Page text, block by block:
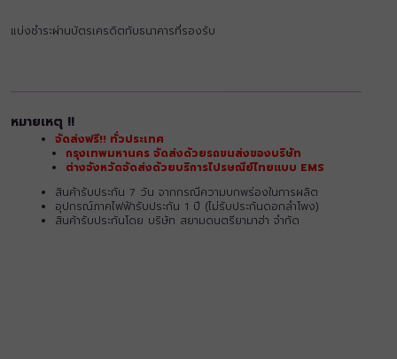
แบ่งชำระผ่านบัตรเครดิตกับธนาคารที่รองรับ
หมายเหตุ !!
จัดส่งฟรี!! ทั่วประเทศ
กรุงเทพมหานคร จัดส่งด้วยรถขนส่งของบริษัท
ต่างจังหวัดจัดส่งด้วยบริการไปรษณีย์ไทยแบบ EMS
สินค้ารับประกัน 7 วัน จากกรณีความบกพร่องในการผลิต
อุปกรณ์ภาคไฟฟ้ารับประกัน 1 ปี (ไม่รับประกันดอกลำโพง)
สินค้ารับประกันโดย บริษัท สยามดนตรียามาฮ่า จำกัด